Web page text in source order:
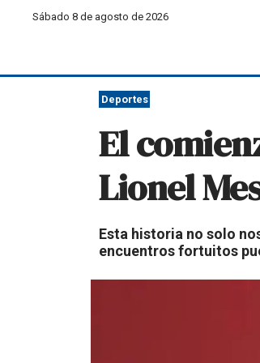
Sábado 8 de agosto de 2026
Deportes
El
Lionel
Esta historia no solo
encuentros fortuitos